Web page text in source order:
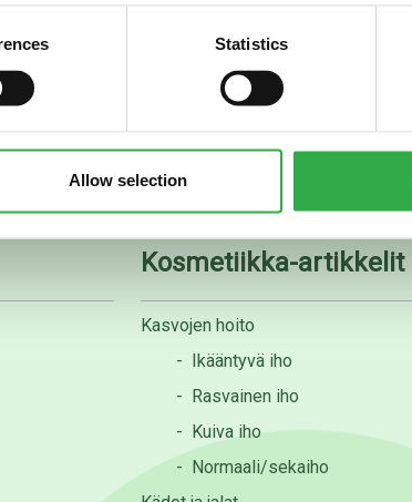
Statistics
Allow selection
535 0300 apteekki@rotuaarinapteekki.fi
Kosmetiikka-artikkelit
Kasvojen hoito
- Ikääntyvä iho
- Rasvainen iho
- Kuiva iho
- Normaali/sekaiho